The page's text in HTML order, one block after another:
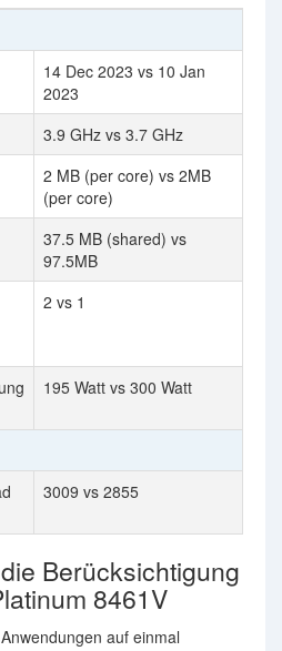
14 Dec 2023 vs 10 Jan
2023
3.9 GHz vs 3.7 GHz
2 MB (per core) vs 2MB
(per core)
37.5 MB (shared) vs
97.5MB
2 vs 1
195 Watt vs 300 Watt
3009 vs 2855
Berücksichtigung
8461V
auf einmal